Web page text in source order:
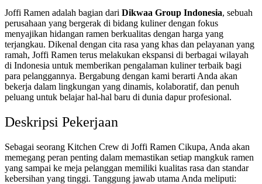
Joffi Ramen adalah bagian dari Dikwaa Group Indonesia, sebuah
perusahaan yang bergerak di bidang kuliner dengan fokus
menyajikan hidangan ramen berkualitas dengan harga yang
terjangkau. Dikenal dengan cita rasa yang khas dan pelayanan yang
ramah, Joffi Ramen terus melakukan ekspansi di berbagai wilayah
di Indonesia untuk memberikan pengalaman kuliner terbaik bagi
para pelanggannya. Bergabung dengan kami berarti Anda akan
bekerja dalam lingkungan yang dinamis, kolaboratif, dan penuh
peluang untuk belajar hal-hal baru di dunia dapur profesional.
Deskripsi Pekerjaan
Sebagai seorang Kitchen Crew di Joffi Ramen Cikupa, Anda akan
memegang peran penting dalam memastikan setiap mangkuk ramen
yang sampai ke meja pelanggan memiliki kualitas rasa dan standar
kebersihan yang tinggi. Tanggung jawab utama Anda meliputi: